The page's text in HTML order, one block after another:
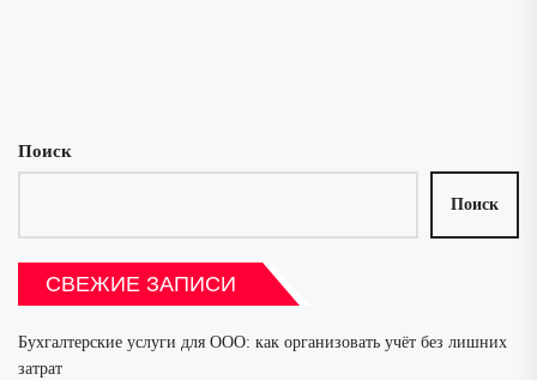
Поиск
Поиск
СВЕЖИЕ ЗАПИСИ
Бухгалтерские услуги для ООО: как организовать учёт без лишних
затрат